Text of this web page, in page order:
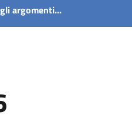
argomenti...